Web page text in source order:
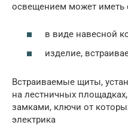
освещением может иметь
в виде навесной
изделие,
Встраиваемые щиты,
на лестничных
замками, ключи от
электрика